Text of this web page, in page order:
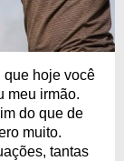
que hoje você
meu irmão.
do que de
muito.
tantas